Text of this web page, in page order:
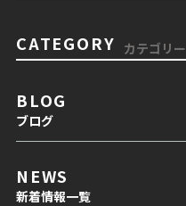
CATEGORY カテゴリー
BLOG
ブログ
NEWS
新着情報一覧